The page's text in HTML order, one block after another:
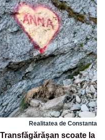
Realitatea de Constanta
scoate la